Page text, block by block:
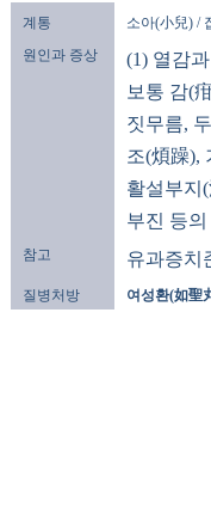
계통
소아(小兒) /
원인과 증상
(1) 열감
보통 감(
짓무름,
조(煩躁),
활설부지
부진 등
참고 유과증치
질병처방 여성환(如聖